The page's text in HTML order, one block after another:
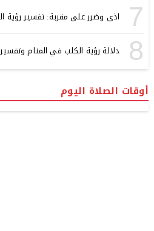
7 اذى وضرر على مقربة: تفسير رؤية
8 دلالة رؤية الكلب في المنام
أوقات الصلاة اليوم